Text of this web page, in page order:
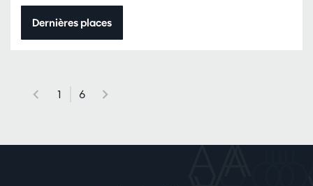
Dernières places
1 6